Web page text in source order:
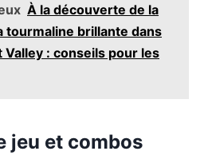
À la découverte de la
tourmaline brillante dans
Valley : conseils pour les
jeu et combos